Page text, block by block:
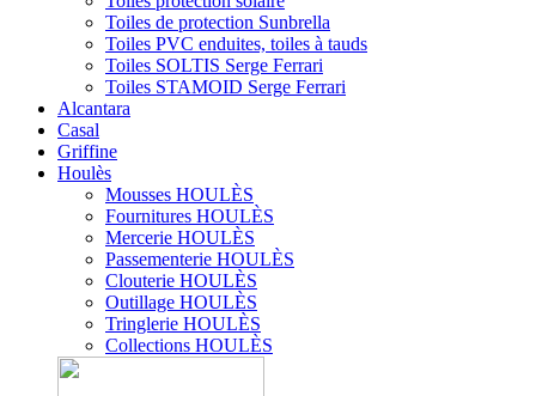
Toiles de protection Sunbrella
Toiles PVC enduites, toiles à tauds
Toiles SOLTIS Serge Ferrari
Toiles STAMOID Serge Ferrari
Alcantara
Casal
Griffine
Houlès
Mousses HOULÈS
Fournitures HOULÈS
Mercerie HOULÈS
Passementerie HOULÈS
Clouterie HOULÈS
Outillage HOULÈS
Tringlerie HOULÈS
Collections HOULÈS